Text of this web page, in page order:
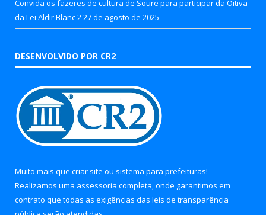
Convida os fazeres de cultura de Soure para participar da Oitiva
da Lei Aldir Blanc 227 de agosto de 2025
DESENVOLVIDO POR CR2
Muito mais que criar site ou sistema para prefeituras!
Realizamos uma assessoria completa, onde garantimos em
contrato que todas as exigências das leis de transparência